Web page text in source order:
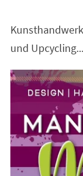
und Upcycling...